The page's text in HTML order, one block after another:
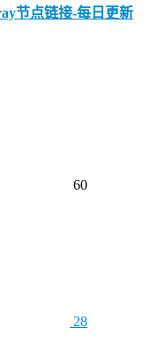
节点链接-每日更新
60
28